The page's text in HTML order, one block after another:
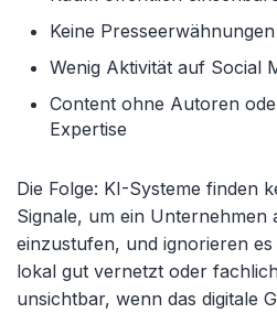
Keine
Wenig Aktivität auf Social
Content ohne Autoren
Expertise
Die Folge: KI-Systeme finden
Signale, um ein Unternehmen
einzustufen, und ignorieren
lokal gut vernetzt oder
unsichtbar, wenn das digitale